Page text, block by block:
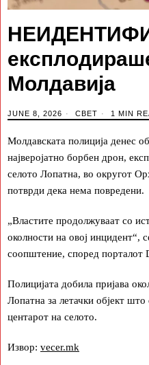
Молдавија
JUNE 8, 2026 СВЕТ 1 MIN
Молдавската полиција денес
најверојатно борбен дрон,
селото Лопатна, во округот
потврди дека нема повредени.
„Властите продолжуваат со
околности на овој инцидент“,
соопштение, според порталот
Полицијата добила пријава
Лопатна за летачки објект
центарот на селото.
Извор: vecer.mk